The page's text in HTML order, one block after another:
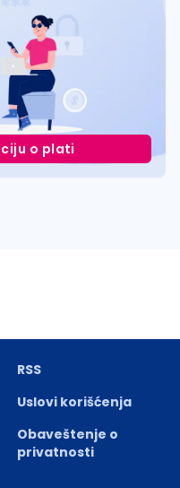
o plati
RSS
Uslovi korišćenja
Obaveštenje o
privatnosti